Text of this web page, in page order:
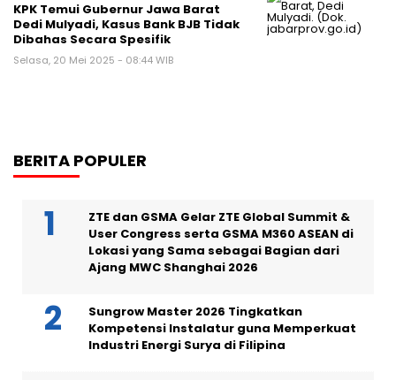
KPK Temui Gubernur Jawa Barat
Dedi Mulyadi, Kasus Bank BJB Tidak
Dibahas Secara Spesifik
Selasa, 20 Mei 2025 - 08:44 WIB
BERITA POPULER
ZTE dan GSMA Gelar ZTE Global Summit &
User Congress serta GSMA M360 ASEAN di
Lokasi yang Sama sebagai Bagian dari
Ajang MWC Shanghai 2026
Sungrow Master 2026 Tingkatkan
Kompetensi Instalatur guna Memperkuat
Industri Energi Surya di Filipina